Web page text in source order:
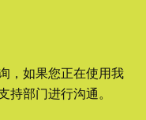
，如果您正在使用我
部门进行沟通。